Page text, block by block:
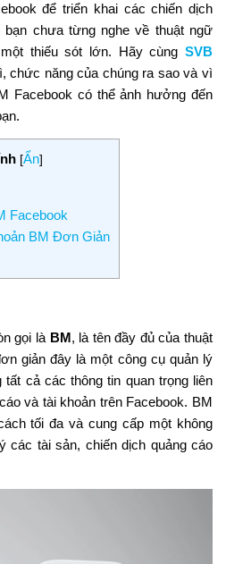
để triển khai các chiến dịch
bạn chưa từng nghe về thuật ngữ
thiếu sót lớn. Hãy cùng SVB
chức năng của chúng ra sao và vì
Facebook có thể ảnh hưởng đến
[Ẩn]
Facebook
BM Đơn Giản
gọi làBM, là tên đầy đủ của thuật
giản đây là một công cụ quản lý
tất cả các thông tin quan trọng liên
và tài khoản trên Facebook. BM
tối đa và cung cấp một không
các tài sản, chiến dịch quảng cáo